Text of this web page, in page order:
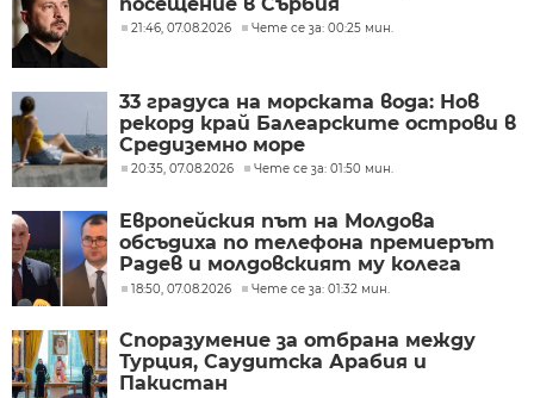
21:46, 07.08.2026 Чете се за: 00:25 мин.
33 градуса на морската вода: Нов
рекорд край Балеарските острови в
Средиземно море
20:35, 07.08.2026 Чете се за: 01:50 мин.
Европейския път на Молдова
обсъдиха по телефона премиерът
Радев и молдовският му колега
Тофан
18:50, 07.08.2026 Чете се за: 01:32 мин.
Споразумение за отбрана между
Турция, Саудитска Арабия и
Пакистан